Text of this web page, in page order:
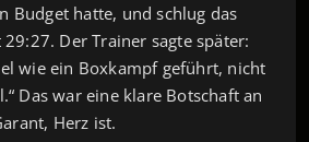
Budget hatte, und schlug das
Der Trainer sagte später:
wie ein Boxkampf geführt, nicht
Das war eine klare Botschaft an
Herz ist.